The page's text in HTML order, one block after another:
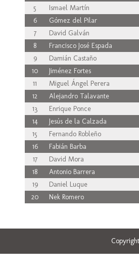
5
Ismael Martín
6
Gómez del Pilar
7
David Galván
8
Francisco José Espada
9
Damián Castaño
10
Jiménez Fortes
11
Miguel Ángel Perera
12
Alejandro Talavante
13
Enrique Ponce
14
Jesús de la Calzada
15
Fernando Robleño
16
Fabián Barba
17
David Mora
18
Antonio Barrera
19
Daniel Luque
20
Nek Romero